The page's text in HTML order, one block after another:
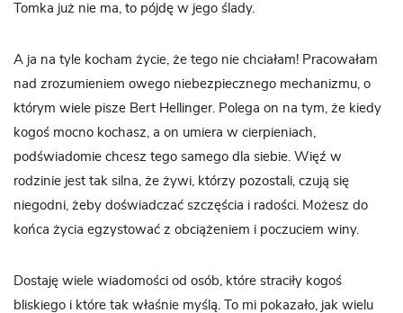
Tomka już nie ma, to pójdę w jego ślady.
A ja na tyle kocham życie, że tego nie chciałam! Pracowałam
nad zrozumieniem owego niebezpiecznego mechanizmu, o
którym wiele pisze Bert Hellinger. Polega on na tym, że kiedy
kogoś mocno kochasz, a on umiera w cierpieniach,
podświadomie chcesz tego samego dla siebie. Więź w
rodzinie jest tak silna, że żywi, którzy pozostali, czują się
niegodni, żeby doświadczać szczęścia i radości. Możesz do
końca życia egzystować z obciążeniem i poczuciem winy.
Dostaję wiele wiadomości od osób, które straciły kogoś
bliskiego i które tak właśnie myślą. To mi pokazało, jak wielu